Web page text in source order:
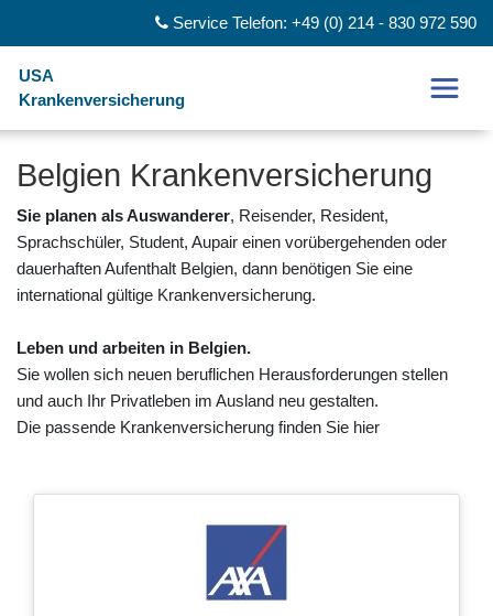
Service Telefon: +49 (0) 214 - 830 972 590
USA
Krankenversicherung
Belgien Krankenversicherung
Sie planen als Auswanderer, Reisender, Resident,
Sprachschüler, Student, Aupair einen vorübergehenden oder
dauerhaften Aufenthalt Belgien, dann benötigen Sie eine
international gültige Krankenversicherung.
Leben und arbeiten in Belgien.
Sie wollen sich neuen beruflichen Herausforderungen stellen
und auch Ihr Privatleben im Ausland neu gestalten.
Die passende Krankenversicherung finden Sie hier